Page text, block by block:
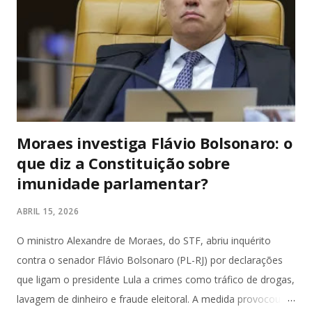
cumprir obrigações legais. A empresa afirma que não utiliza
os dados de verificação para treinar modelos, e que as
informações ficam armazenadas nos servidores da Persona
— não nos sistemas da Anthropic. Claude Ainda assim, a
falta de transparê...
Moraes investiga Flávio Bolsonaro: o
que diz a Constituição sobre
imunidade parlamentar?
ABRIL 15, 2026
O ministro Alexandre de Moraes, do STF, abriu inquérito
contra o senador Flávio Bolsonaro (PL-RJ) por declarações
que ligam o presidente Lula a crimes como tráfico de drogas,
lavagem de dinheiro e fraude eleitoral. A medida provocou